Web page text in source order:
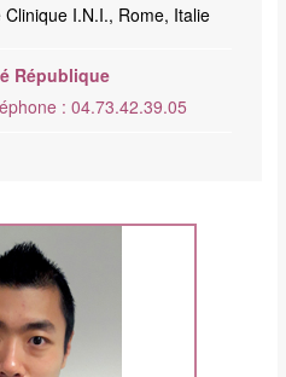
I.N.I., Rome, Italie
République
: 04.73.42.39.05